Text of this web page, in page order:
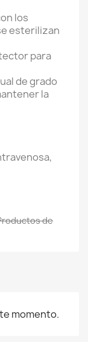
los
esterilizan
para
de grado
la
de
momento.